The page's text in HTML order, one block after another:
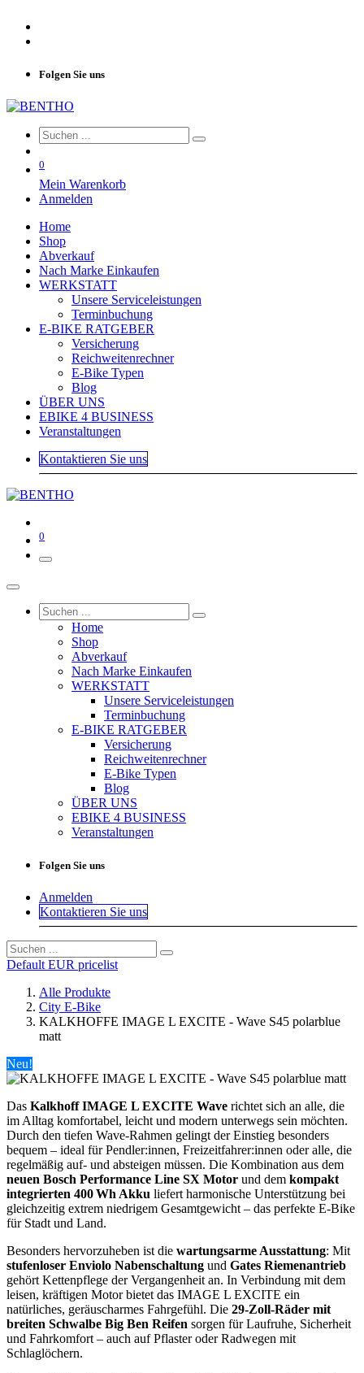
Folgen Sie uns
0
Mein Warenkorb
Anmelden
Home
Shop
Abverkauf
Nach Marke Einkaufen
WERKSTATT
Unsere Serviceleistungen
Terminbuchung
E-BIKE RATGEBER
Versicherung
Reichweitenrechner
E-Bike Typen
Blog
ÜBER UNS
EBIKE 4 BUSINESS
Veranstaltungen
Kontaktieren Sie uns
0
Home
Shop
Abverkauf
Nach Marke Einkaufen
WERKSTATT
Unsere Serviceleistungen
Terminbuchung
E-BIKE RATGEBER
Versicherung
Reichweitenrechner
E-Bike Typen
Blog
ÜBER UNS
EBIKE 4 BUSINESS
Veranstaltungen
Folgen Sie uns
Anmelden
Kontaktieren Sie uns
Default EUR pricelist
Alle Produkte
City E-Bike
KALKHOFFE IMAGE L EXCITE - Wave S45 polarblue
matt
Neu!
Das Kalkhoff IMAGE L EXCITE Wave richtet sich an alle, die
im Alltag komfortabel, leicht und modern unterwegs sein möchten.
Durch den tiefen Wave-Rahmen gelingt der Einstieg besonders
bequem – ideal für Pendler:innen, Freizeitfahrer:innen oder alle, die
regelmäßig auf- und absteigen müssen. Die Kombination aus dem
neuen Bosch Performance Line SX Motor und dem kompakt
integrierten 400 Wh Akku liefert harmonische Unterstützung bei
gleichzeitig extrem niedrigem Gesamtgewicht – das perfekte E‑Bike
für Stadt und Land.
Besonders hervorzuheben ist die wartungsarme Ausstattung: Mit
stufenloser Enviolo Nabenschaltung und Gates Riemenantrieb
gehört Kettenpflege der Vergangenheit an. In Verbindung mit dem
leisen, kräftigen Motor bietet das IMAGE L EXCITE ein
natürliches, geräuscharmes Fahrgefühl. Die 29-Zoll-Räder mit
breiten Schwalbe Big Ben Reifen sorgen für Laufruhe, Sicherheit
und Fahrkomfort – auch auf Pflaster oder Radwegen mit
Schlaglöchern.